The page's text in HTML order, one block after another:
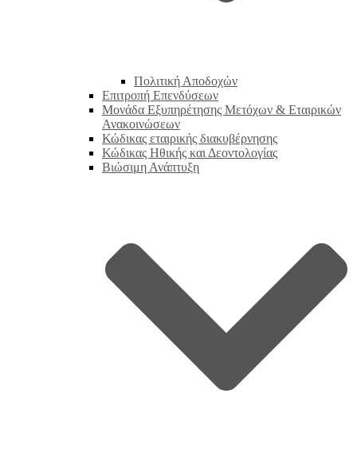
Πολιτική Αποδοχών
Επιτροπή Επενδύσεων
Μονάδα Εξυπηρέτησης Μετόχων & Εταιρικών
Ανακοινώσεων
Κώδικας εταιρικής διακυβέρνησης
Κώδικας Ηθικής και Δεοντολογίας
Βιώσιμη Ανάπτυξη